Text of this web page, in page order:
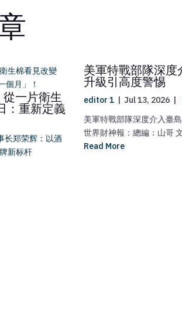
從一片衛生
：重新定義
长郑荣辉：以酒
新标杆
美軍特戰部隊深度
升級引高度警惕
editor 1 Jul 13, 2026
美軍特戰部隊深度介入臺
世界財神報：總編：山哥
Read More